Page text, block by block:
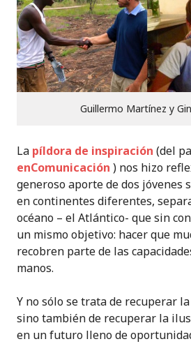
Guillermo Martínez y
La píldora de inspiración (del
enComunicación ) nos hizo
generoso aporte de dos jóvenes
en continentes diferentes,
océano – el Atlántico- que sin
un mismo objetivo: hacer que
recobren parte de las
manos.
Y no sólo se trata de recuperar
sino también de recuperar la
en un futuro lleno de